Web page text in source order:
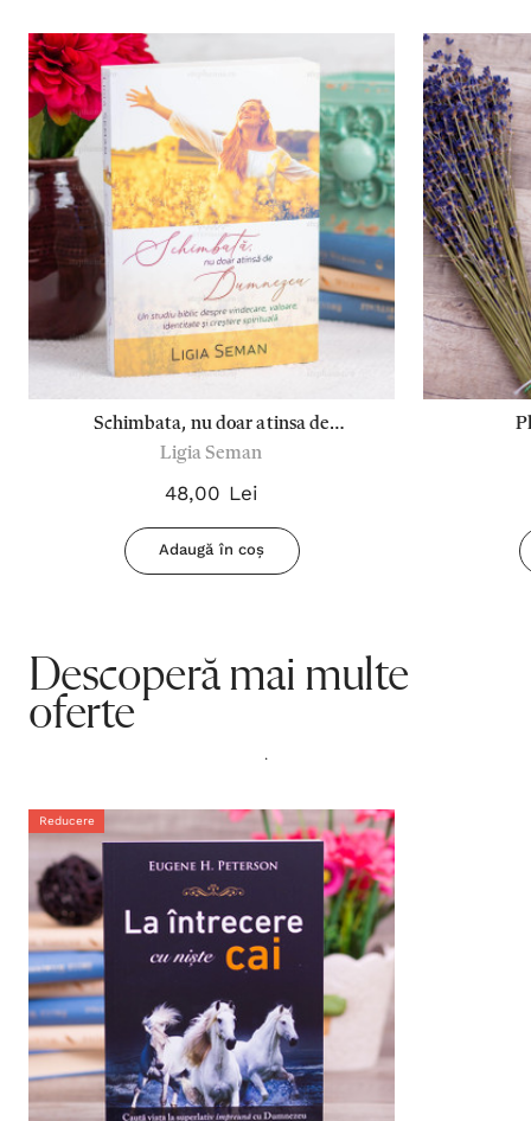
Schimbata, nu doar atinsa de
Dumnezeu - Ligia Seman
Ligia Seman
48,00 Lei
Adaugă în coș
Descoperă mai multe
oferte
.
Reducere